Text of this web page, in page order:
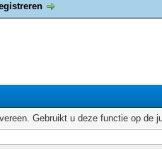
Gebruikt u deze functie op de